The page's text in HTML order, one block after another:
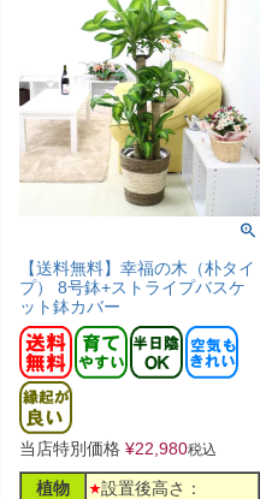
【送料無料】幸福の木（朴タイ
プ） 8号鉢+ストライプバスケ
ット鉢カバー
当店特別価格 ¥22,980税込
植物
設置後高さ：